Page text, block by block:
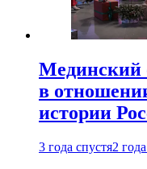
Мединский
в
истории
3 года спустя2